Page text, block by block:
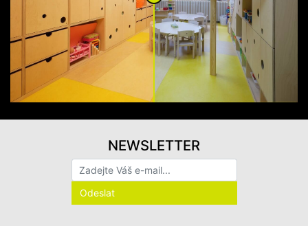
NEWSLETTER